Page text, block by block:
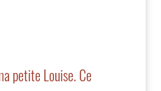
petite Louise. Ce